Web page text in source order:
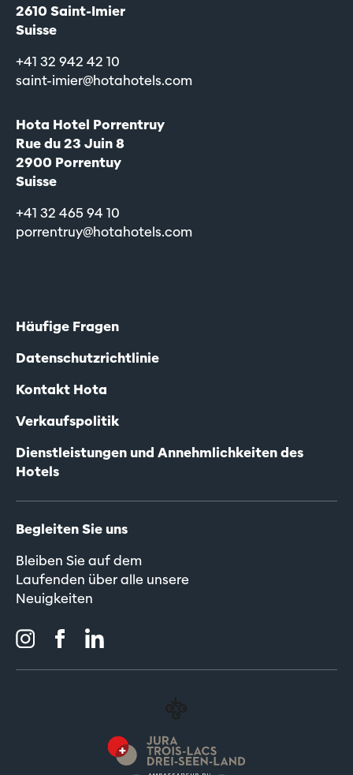
2610 Saint-Imier
Suisse
+41 32 942 42 10
saint-imier@hotahotels.com
Hota Hotel Porrentruy
Rue du 23 Juin 8
2900 Porrentuy
Suisse
+41 32 465 94 10
porrentruy@hotahotels.com
Häufige Fragen
Datenschutzrichtlinie
Kontakt Hota
Verkaufspolitik
Dienstleistungen und Annehmlichkeiten des
Hotels
Begleiten Sie uns
Bleiben Sie auf dem
Laufenden über alle unsere
Neuigkeiten